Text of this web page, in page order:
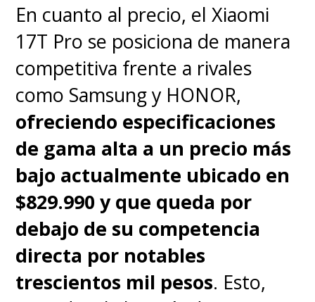
En cuanto al precio, el Xiaomi
17T Pro se posiciona de manera
competitiva frente a rivales
como Samsung y HONOR,
ofreciendo especificaciones
de gama alta a un precio más
bajo actualmente ubicado en
$829.990 y que queda por
debajo de su competencia
directa por notables
trescientos mil pesos. Esto,